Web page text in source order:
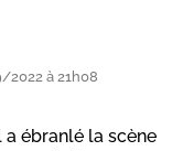
à 21h08
ébranlé la scène